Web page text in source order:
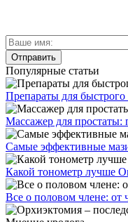
Популярные статьи
Препараты для
Массажер для простаты:
Самые эффективные
Какой тонометр лучше
Все о половом члене: от